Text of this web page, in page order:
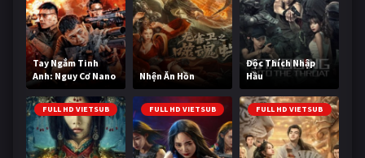
Tay Ngắm Tinh
Anh: Nguy Cơ Nano
Nhện Ăn Hồn
Độc Thích Nhập
Hầu
FULL HD VIETSUB FULL HD VIETSUB FULL HD VIETSUB